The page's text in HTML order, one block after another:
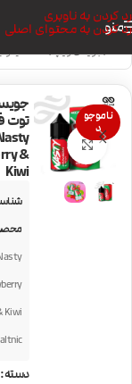
رد کردن به ناوبری
رد کردن به محتوای اصلی
منو
خانه/جویس ویپ/سالت
ناموجو
د
بزرگنمایی
توت
&
Kiwi
Kiwi
دسته: